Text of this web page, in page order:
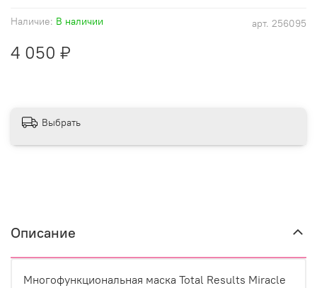
арт. 256095
Наличие: В наличии
4 050 ₽
Выбрать
Описание
Многофункциональная маска Total Results Miracle